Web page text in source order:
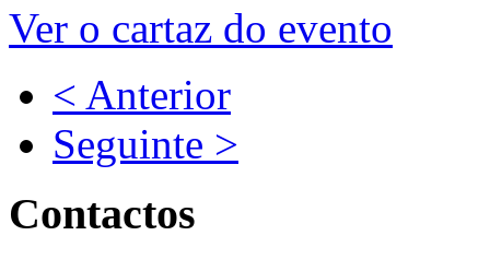
Ver o cartaz do evento
< Anterior
Seguinte >
Contactos